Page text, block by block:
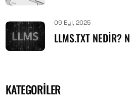
09 Eyl, 2025
LLMS.TXT NEDIR?
KATEGORILER